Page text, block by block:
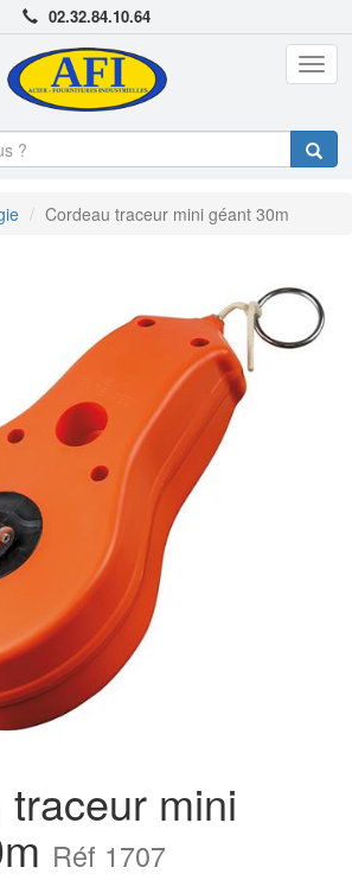
02.32.84.10.64
Cordeau traceur mini géant 30m
mini
Réf 1707